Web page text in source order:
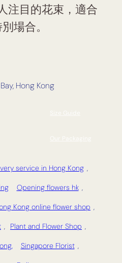
注目的花束，適合
場合。
Hong Kong
service in Hong Kong
Opening flowers hk
Kong online flower shop
Plant and Flower Shop
Singapore Florist